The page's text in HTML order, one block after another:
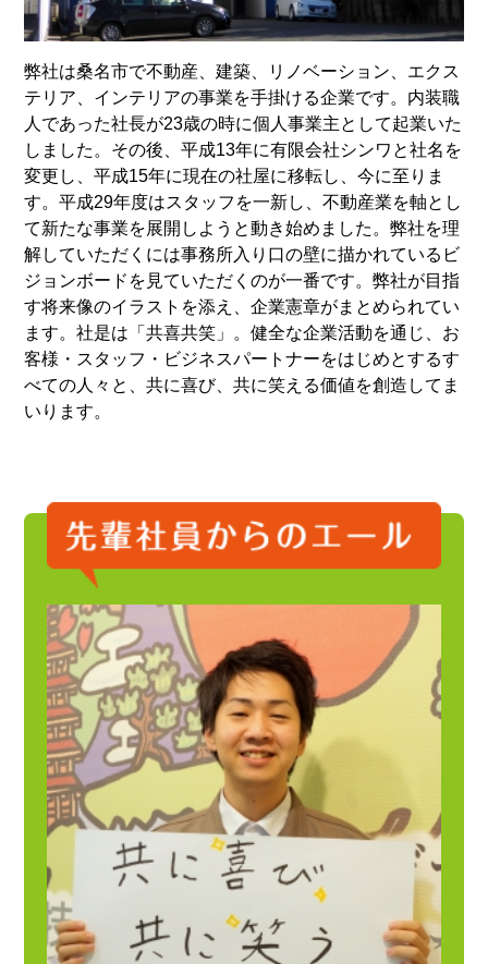
弊社は桑名市で不動産、建築、リノベーション、エクス
テリア、インテリアの事業を手掛ける企業です。内装職
人であった社長が23歳の時に個人事業主として起業いた
しました。その後、平成13年に有限会社シンワと社名を
変更し、平成15年に現在の社屋に移転し、今に至りま
す。平成29年度はスタッフを一新し、不動産業を軸とし
て新たな事業を展開しようと動き始めました。弊社を理
解していただくには事務所入り口の壁に描かれているビ
ジョンボードを見ていただくのが一番です。弊社が目指
す将来像のイラストを添え、企業憲章がまとめられてい
ます。社是は「共喜共笑」。健全な企業活動を通じ、お
客様・スタッフ・ビジネスパートナーをはじめとするす
べての人々と、共に喜び、共に笑える価値を創造してま
いります。